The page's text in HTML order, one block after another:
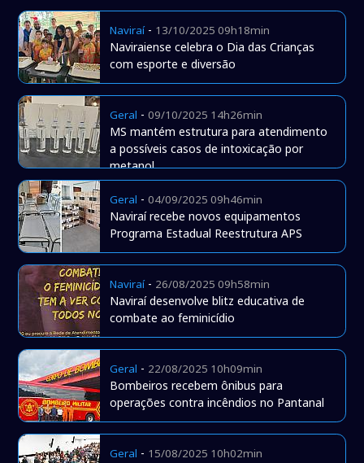
Naviraí- 13/10/2025 09h18min
Naviraiense celebra o Dia das Crianças
com esporte e diversão
Geral -09/10/2025 14h26min
MS mantém estrutura para atendimento
a possíveis casos de intoxicação por
metanol
Geral -04/09/2025 09h46min
Naviraí recebe novos equipamentos
Programa Estadual Reestrutura APS
Naviraí- 26/08/2025 09h58min
Naviraí desenvolve blitz educativa de
combate ao feminicídio
Geral - 22/08/2025 10h09min
Bombeiros recebem ônibus para
operações contra incêndios no Pantanal
Geral - 15/08/2025 10h02min